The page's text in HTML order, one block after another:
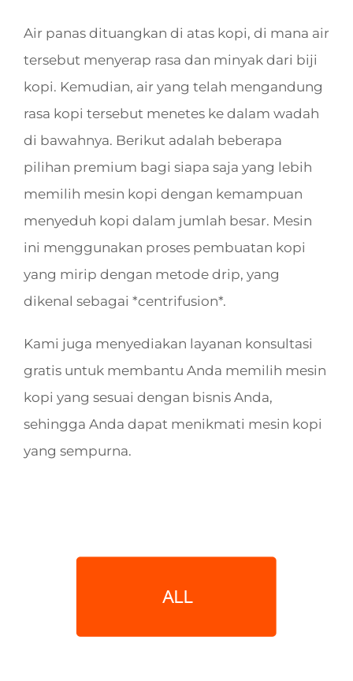
Air panas dituangkan di atas kopi, di mana air
tersebut menyerap rasa dan minyak dari biji
kopi. Kemudian, air yang telah mengandung
rasa kopi tersebut menetes ke dalam wadah
di bawahnya. Berikut adalah beberapa
pilihan premium bagi siapa saja yang lebih
memilih mesin kopi dengan kemampuan
menyeduh kopi dalam jumlah besar. Mesin
ini menggunakan proses pembuatan kopi
yang mirip dengan metode drip, yang
dikenal sebagai *centrifusion*.
Kami juga menyediakan layanan konsultasi
gratis untuk membantu Anda memilih mesin
kopi yang sesuai dengan bisnis Anda,
sehingga Anda dapat menikmati mesin kopi
yang sempurna.